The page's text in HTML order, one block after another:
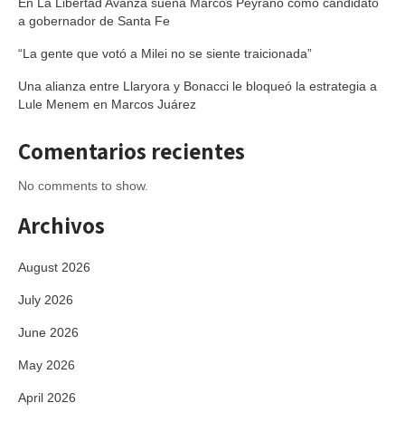
a gobernador de Santa Fe
“La gente que votó a Milei no se siente traicionada”
Una alianza entre Llaryora y Bonacci le bloqueó la estrategia a
Lule Menem en Marcos Juárez
Comentarios recientes
No comments to show.
Archivos
August 2026
July 2026
June 2026
May 2026
April 2026